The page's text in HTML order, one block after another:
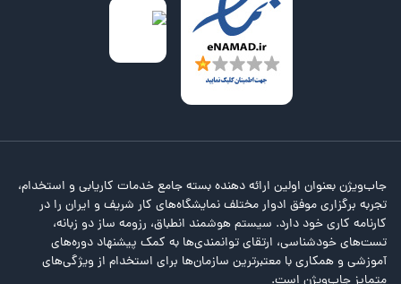
جاب‌ویژن بعنوان اولین ارائه دهنده بسته جامع خدمات کاریابی و استخدام،
تجربه برگزاری موفق ادوار مختلف نمایشگاه‌های کار شریف و ایران را در
کارنامه کاری خود دارد. سیستم هوشمند انطباق، رزومه ساز دو زبانه،
تست‌های خودشناسی، ارتقای توانمندی‌ها به کمک پیشنهاد دوره‌های
آموزشی و همکاری با معتبرترین سازمان‌ها برای استخدام از ویژگی‌های